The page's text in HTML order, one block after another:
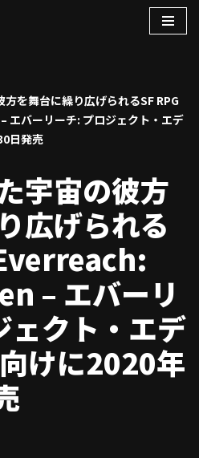
を舞台に繰り広げられるSF RPG
エバーリーチ: プロジェクト・エデ
日発売
宇宙の彼方
広げられる
– エバーリ
ェクト・エデ
けに2020年